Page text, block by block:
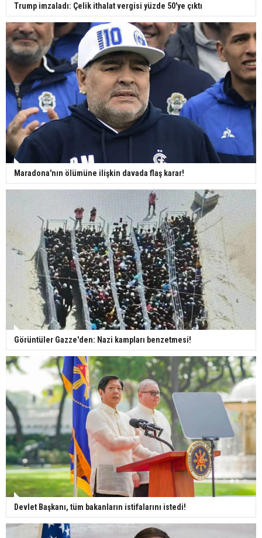
Trump imzaladı: Çelik ithalat vergisi yüzde 50'ye çıktı
Maradona'nın ölümüne ilişkin davada flaş karar!
Görüntüler Gazze'den: Nazi kampları benzetmesi!
Devlet Başkanı, tüm bakanların istifalarını istedi!